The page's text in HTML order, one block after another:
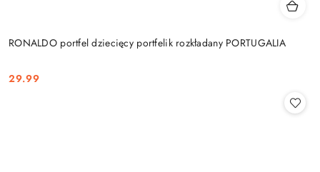
RONALDO portfel dziecięcy portfelik rozkładany PORTUGALIA
Cena:
29.99